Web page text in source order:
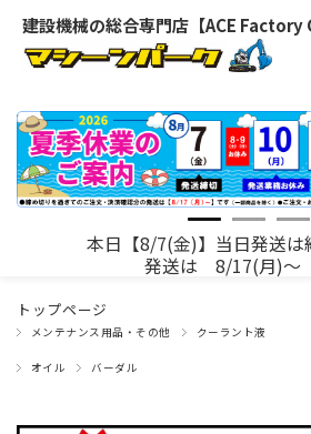
建設機械の総合専門店【ACE Factory
本日【8/7(金)】当日発送は
発送は 8/17(月)
トップページ
メンテナンス用品・その他 クーラント液
オイル バーダル